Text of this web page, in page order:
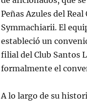
Peñas Azules del
Symmachiarii. El
estableció un
filial del Club Santos
formalmente el
A lo largo de su